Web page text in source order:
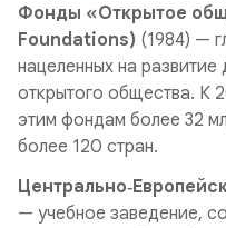
Фонды «Открытое
Foundations) (1984) —
нацеленных на
открытого общества. К
этим фондам более 32
более 120 стран.
— учебное заведение,